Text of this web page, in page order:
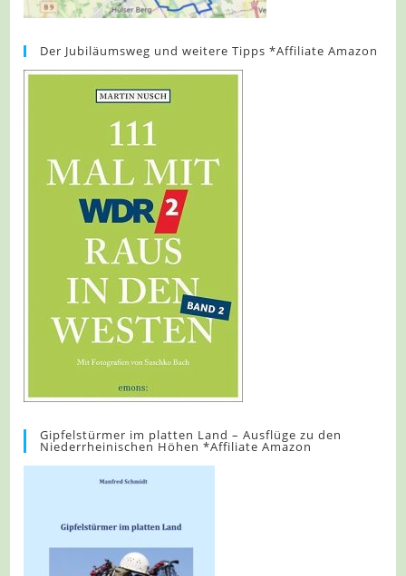
Der Jubiläumsweg und weitere Tipps *Affiliate Amazon
Gipfelstürmer im platten Land – Ausflüge zu den
Niederrheinischen Höhen *Affiliate Amazon